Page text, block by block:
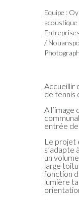
Equipe :
/
Accueillir
de tennis
A
entrée de
Le projet
s’adapte
un
large
fonction
lumière